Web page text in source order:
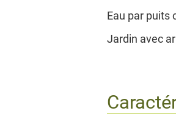
Eau par puits
Jardin avec